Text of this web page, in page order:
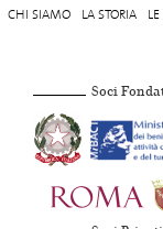
CHI SIAMO LA STORIA
Soci